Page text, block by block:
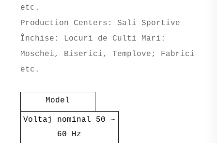
etc.
Production Centers: Sali Sportive
Închise: Locuri de Culti Mari:
Moschei, Biserici, Templove; Fabrici
etc.
Model
Voltaj nominal 50 ~
60 Hz